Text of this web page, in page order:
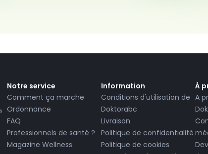
Notre service
Comment ça marche
Ordonnance
FAQ
Professionnels de santé ?
Magazine Wellness
Information
Conditions d'utilisation de
Doktorabc
Livraison
Politique de confidentialité
Politique de cookies
À
A